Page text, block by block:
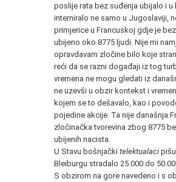
poslije rata bez suđenja ubijalo i u
interniralo ne samo u Jugoslaviji,
primjerice u Francuskoj gdje je
ubijeno oko 8775 ljudi. Nije mi
opravdavam zločine bilo koje
reći da se razni događaji iz tog
vremena ne mogu gledati iz
ne uzevši u obzir kontekst i
kojem se to dešavalo, kao i
pojedine akcije. Ta nije današnja
zločinačka tvorevina zbog 8775
ubijenih nacista.
U Stavu bošnjački telektualaci
Bleiburgu stradalo 25.000 do
S obzirom na gore navedeno i s